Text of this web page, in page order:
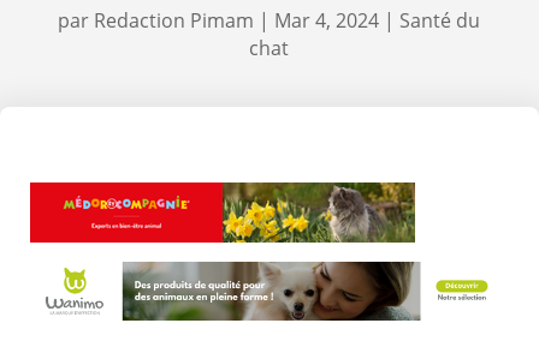
par Redaction Pimam | Mar 4, 2024 | Santé du
chat